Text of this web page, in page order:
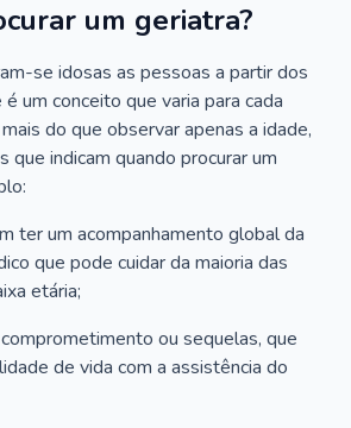
um geriatra?
se idosas as pessoas a partir dos
um conceito que varia para cada
do que observar apenas a idade,
que indicam quando procurar um
ter um acompanhamento global da
que pode cuidar da maioria das
etária;
ou sequelas, que
de vida com a assistência do